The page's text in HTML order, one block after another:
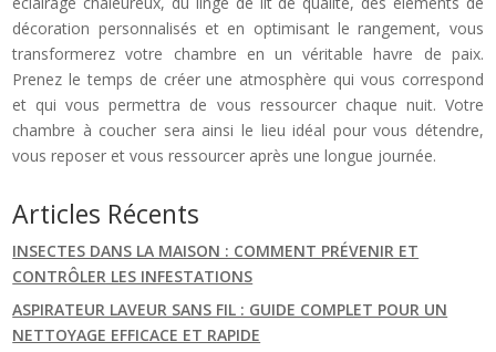
décoration personnalisés et en optimisant le rangement, vous
transformerez votre chambre en un véritable havre de paix.
Prenez le temps de créer une atmosphère qui vous correspond
et qui vous permettra de vous ressourcer chaque nuit. Votre
chambre à coucher sera ainsi le lieu idéal pour vous détendre,
vous reposer et vous ressourcer après une longue journée.
Articles Récents
INSECTES DANS LA MAISON : COMMENT PRÉVENIR ET
CONTRÔLER LES INFESTATIONS
ASPIRATEUR LAVEUR SANS FIL : GUIDE COMPLET POUR UN
NETTOYAGE EFFICACE ET RAPIDE